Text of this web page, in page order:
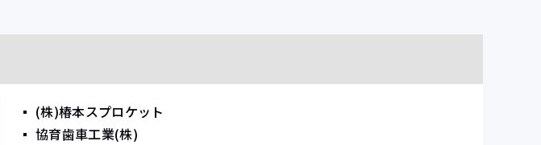
(株)椿本スプロケット
協育歯車工業(株)